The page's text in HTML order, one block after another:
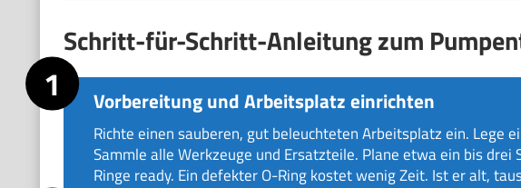
Schritt-für-Schritt-Anleitung zum
Vorbereitung und Arbeitsplatz einrichten
Richte einen sauberen, gut beleuchteten Arbeitsplatz ein. Lege
Sammle alle Werkzeuge und Ersatzteile. Plane etwa ein bis drei
Ringe ready. Ein defekter O-Ring kostet wenig Zeit. Ist er alt,